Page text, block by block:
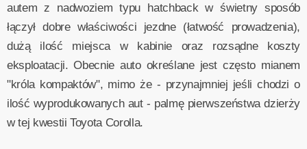
autem z nadwoziem typu hatchback w świetny sposób
łączył dobre właściwości jezdne (łatwość prowadzenia),
dużą ilość miejsca w kabinie oraz rozsądne koszty
eksploatacji. Obecnie auto określane jest często mianem
"króla kompaktów", mimo że - przynajmniej jeśli chodzi o
ilość wyprodukowanych aut - palmę pierwszeństwa dzierży
w tej kwestii Toyota Corolla.